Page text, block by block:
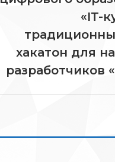
«IT-
хакатон для
разработчиков